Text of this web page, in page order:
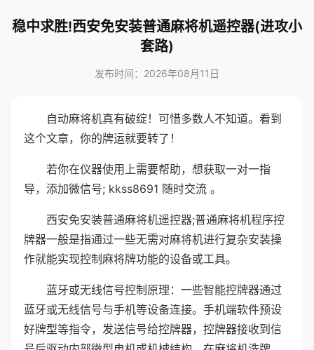
稳中求胜!西安免安装普通麻将机遥控器(进攻小
套路)
发布时间：2026年08月11日
自动麻将机真有破绽！可惜多数人不知道。看到
这个文章，你的牌运就要转了！
若你在仪器使用上需要帮助，想获取一对一指
导，添加微信号; kkss8691 随时交流 。
西安免安装普通麻将机遥控器;普通麻将机程序控
牌器一般是指通过一些无需对麻将机进行复杂安装操
作就能实现控制麻将牌功能的设备或工具。
蓝牙或无线信号控制原理：一些智能控牌器通过
蓝牙或无线信号与手机等设备连接。手机端软件预设
好牌型等指令，发送信号给控牌器，控牌器接收到信